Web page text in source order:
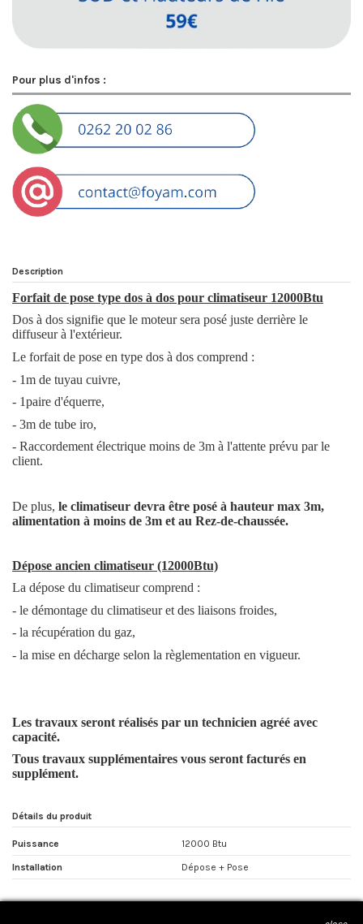
Pour plus d'infos :
Description
Forfait de pose type dos à dos pour climatiseur 12000Btu
Dos à dos signifie que le moteur sera posé juste derrière le
diffuseur à l'extérieur.
Le forfait de pose en type dos à dos comprend :
- 1m de tuyau cuivre,
- 1paire d'équerre,
- 3m de tube iro,
- Raccordement électrique moins de 3m à l'attente prévu par le
client.
De plus, le climatiseur devra être posé à hauteur max 3m,
alimentation à moins de 3m et au Rez-de-chaussée.
Dépose ancien climatiseur (12000Btu)
La dépose du climatiseur comprend :
- le démontage du climatiseur et des liaisons froides,
- la récupération du gaz,
- la mise en décharge selon la règlementation en vigueur.
Les travaux seront réalisés par un technicien agréé avec
capacité.
Tous travaux supplémentaires vous seront facturés en
supplément.
Détails du produit
Puissance 12000 Btu
Installation Dépose + Pose